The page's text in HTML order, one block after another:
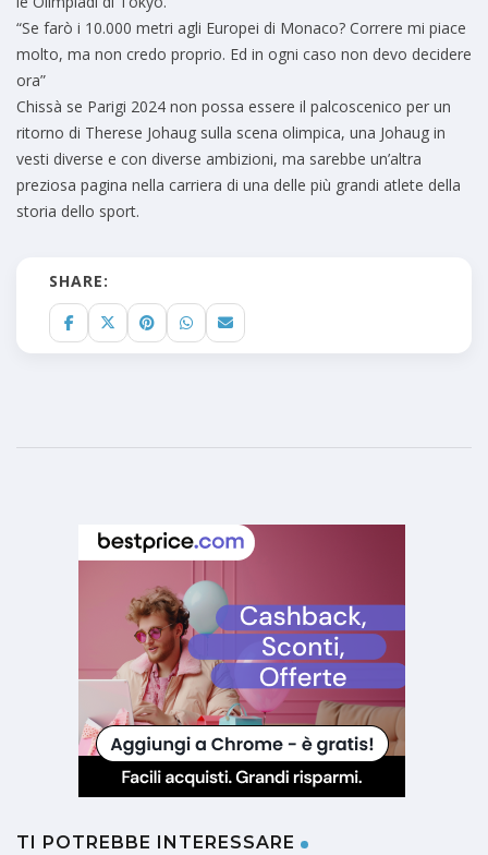
“Se farò i 10.000 metri agli Europei di Monaco? Correre mi piace
molto, ma non credo proprio. Ed in ogni caso non devo decidere
ora”
Chissà se Parigi 2024 non possa essere il palcoscenico per un
ritorno di Therese Johaug sulla scena olimpica, una Johaug in
vesti diverse e con diverse ambizioni, ma sarebbe un’altra
preziosa pagina nella carriera di una delle più grandi atlete della
storia dello sport.
SHARE:
TI POTREBBE INTERESSARE